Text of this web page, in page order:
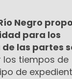
Negro
para los
las partes
los tiempos de
de